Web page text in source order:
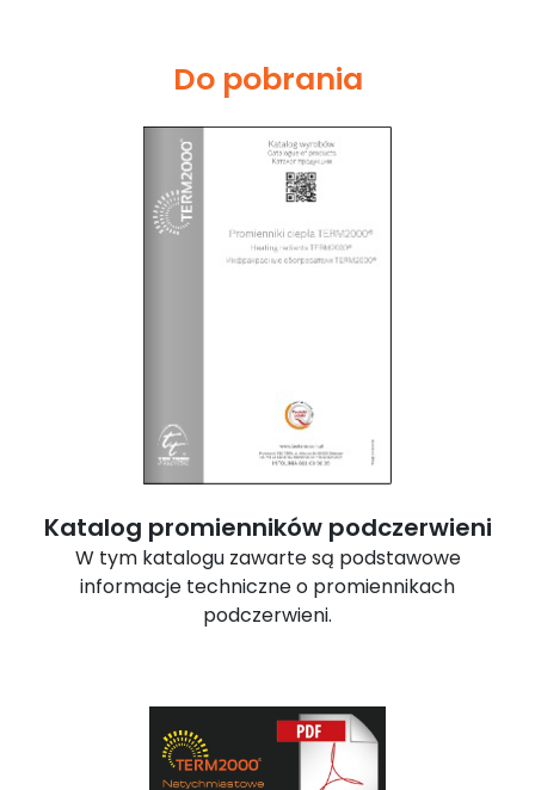
Do pobrania
Katalog promienników podczerwieni
W tym katalogu zawarte są podstawowe
informacje techniczne o promiennikach
podczerwieni.